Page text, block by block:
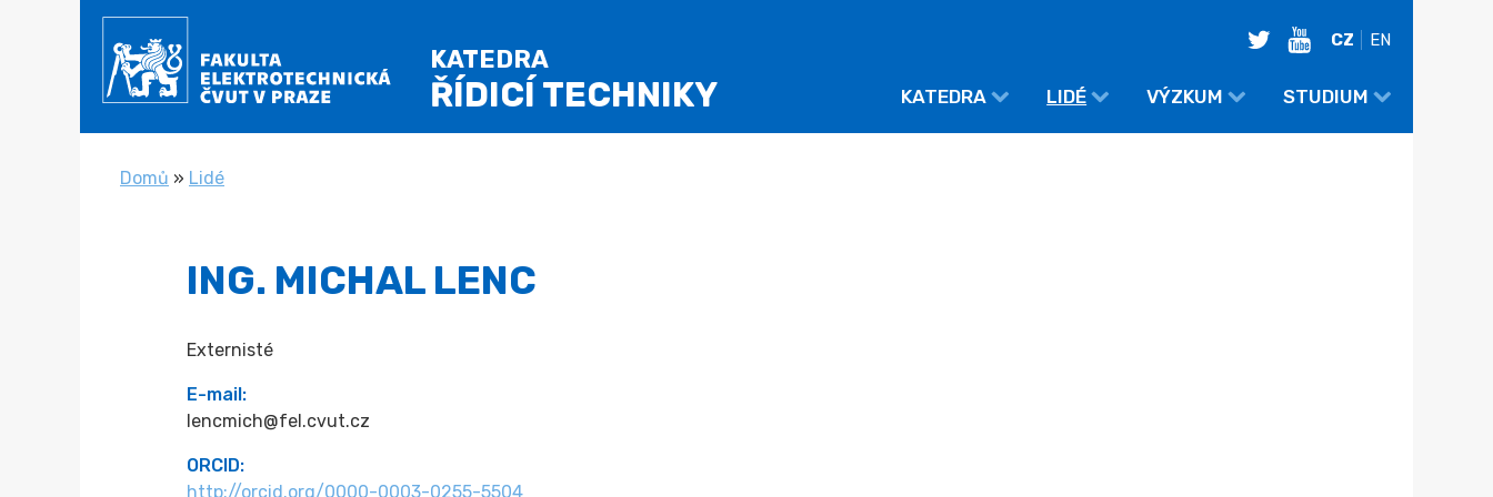
KATEDRA
ŘÍDICÍ TECHNIKY KATEDRA LIDÉ VÝZKUM STUDIUM
twitteryoutube
CZ EN
NACHÁZÍTE SE
Domů » Lidé
ING. MICHAL LENC
Externisté
E-mail:
lencmich@fel.cvut.cz
ORCID:
http://orcid.org/0000-0003-0255-5504